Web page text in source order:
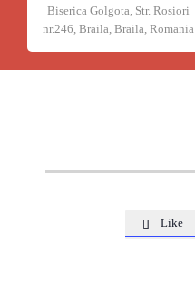
Biserica Golgota, Str. Rosiori
nr.246, Braila, Braila, Romania
 Like